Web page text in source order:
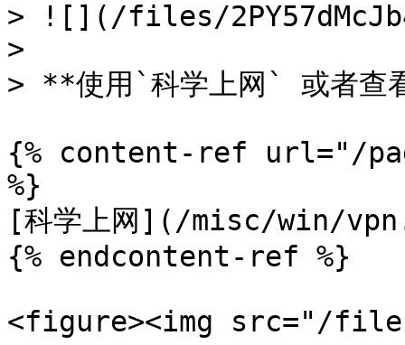
> ![](/files/
>
> **使用`科学上网` 或者查
{% content-ref url="/
%}
[科学上网](/misc/win/
{% endcontent-ref %}
<figure><img src="/files/